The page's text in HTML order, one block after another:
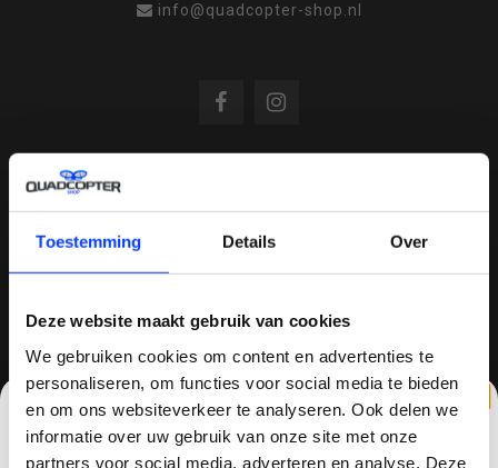
Toestemming Details Over
Deze website maakt gebruik van cookies
We gebruiken cookies om content en advertenties te
personaliseren, om functies voor social media te bieden
en om ons websiteverkeer te analyseren. Ook delen we
informatie over uw gebruik van onze site met onze
partners voor social media, adverteren en analyse. Deze
info@quadcopter-shop.nl
QUADCOPTER-SHOP.NL
Sinds 2014 is quadcopter-shop een bekende
speler op het gebied van drones, quadcopters,